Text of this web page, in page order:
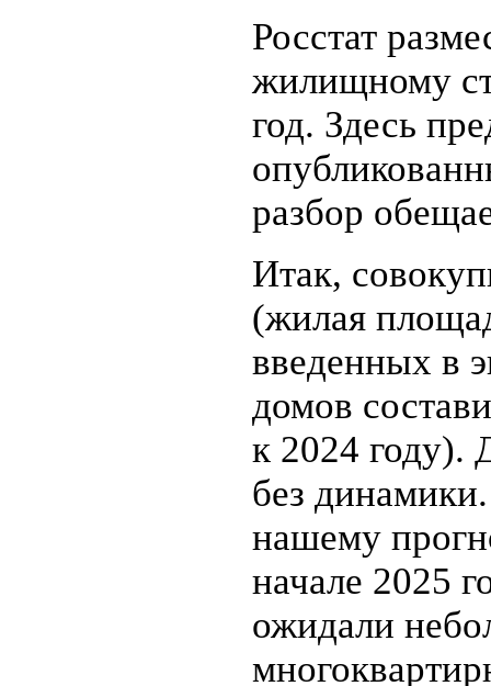
Росстат
жилищному
год. Здесь
разбор
Итак,
(жилая
введенных в
домов
к 2024 году).
без
нашему
начале 2025
ожидали